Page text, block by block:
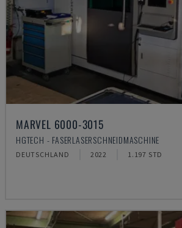
MARVEL 6000-3015
HGTECH - FASERLASERSCHNEIDMASCHINE
DEUTSCHLAND 2022 1.197 STD